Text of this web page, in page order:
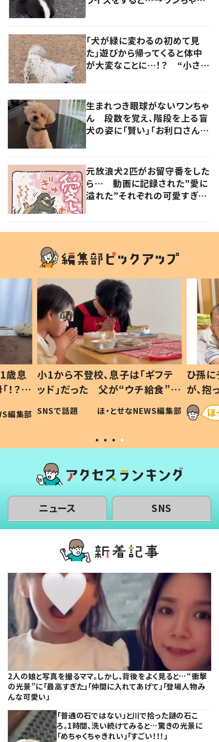
「犬が緑に変わるの初めて見
た」遊びから帰ってくると体中
が大変なことに…！？ “小さい
生まれつき眼球がないワンちゃ
ん 段数を覚え、階段を上る盲
犬の姿に「賢い」「お利口さん」
元放浪犬2匹がお留守番をした
ら… 動画に記録された”愛に
溢れた”それぞれの可愛すぎる
歳息
？」
編集部
小1から不登校、息子は「ギフテ
ッド」だった 父が“ウチ給食”を
作り続ける理由とは #令和の親
#令和の子
SNSで話題 ほ・とせなNEWS編集部
ひ孫
が、
「涙が
い」
ニュース SNS
2人の娘と写真を撮るママ。しかし、背後をよく見ると…“衝撃
の光景”に「最高すぎた」「仲間に入れてあげて」「登場人物み
んな可愛い」
「普通の石ではない」と川で拾った謎の石こ
ろ。1時間、洗い続けてみると…驚きの光景に
「めちゃくちゃきれい」「すごい！！！」